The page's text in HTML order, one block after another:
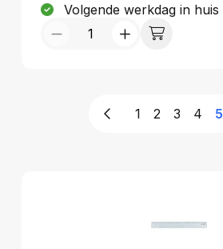
Volgende werkdag in huis
1 2 3 4 5